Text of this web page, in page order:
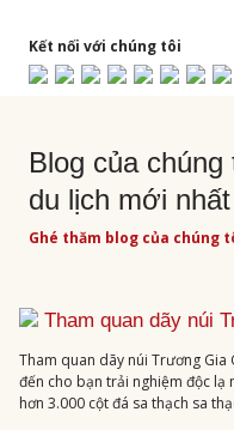
Kết nối với chúng tôi
Blog của
du lịch mới
Ghé thăm blog của chúng
Tham quan dãy núi
Tham quan dãy núi Trương Gia
đến cho bạn trải nghiệm độc lạ
hơn 3.000 cột đá sa thạch sa